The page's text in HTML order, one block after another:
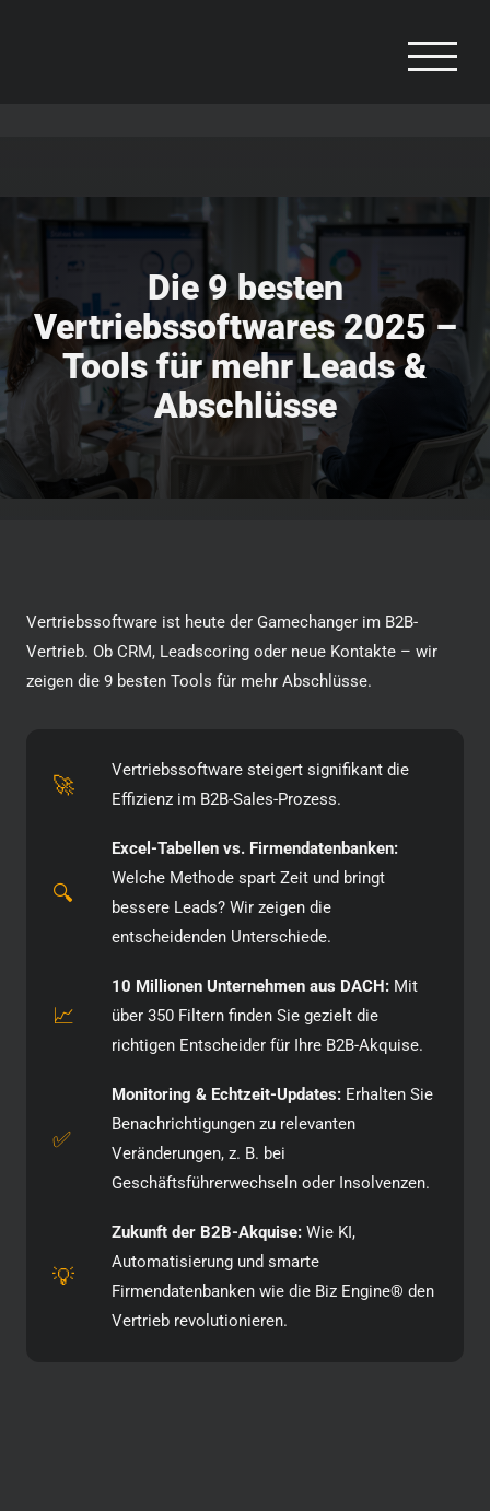
Die 9 besten
Vertriebssoftwares 2025 –
Tools für mehr Leads &
Abschlüsse
Vertriebssoftware ist heute der Gamechanger im B2B-
Vertrieb. Ob CRM, Leadscoring oder neue Kontakte – wir
zeigen die 9 besten Tools für mehr Abschlüsse.
🚀
Vertriebssoftware steigert signifikant die
Effizienz im B2B-Sales-Prozess.
🔍
Excel-Tabellen vs. Firmendatenbanken:
Welche Methode spart Zeit und bringt
bessere Leads? Wir zeigen die
entscheidenden Unterschiede.
📈
10 Millionen Unternehmen aus DACH: Mit
über 350 Filtern finden Sie gezielt die
richtigen Entscheider für Ihre B2B-Akquise.
✅
Monitoring & Echtzeit-Updates: Erhalten Sie
Benachrichtigungen zu relevanten
Veränderungen, z. B. bei
Geschäftsführerwechseln oder Insolvenzen.
💡
Zukunft der B2B-Akquise:Wie KI,
Automatisierung und smarte
Firmendatenbanken wie die Biz Engine® den
Vertrieb revolutionieren.